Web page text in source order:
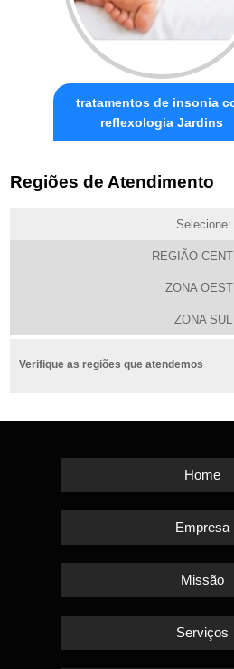
tratamentos de insonia
reflexologia Jardins
Regiões de Atendimento
Selecione:
REGIÃO
ZONA
ZONA SUL
Verifique as regiões que atendemos
Home
Empresa
Missão
Serviços